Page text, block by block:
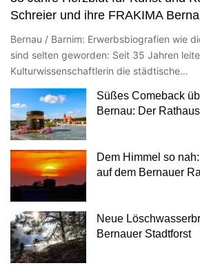
Schreier und ihre FRAKIMA
Bernau / Barnim: Erwerbsbiografien wie
sind selten geworden: Seit 35 Jahren
Kulturwissenschaftlerin die städtische…
Süßes Comeback
Bernau: Der
Dem Himmel so
auf dem Bernauer
Neue
Bernauer Stadtforst